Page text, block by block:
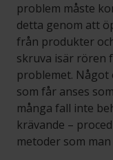
problem måste
detta genom att
från produkter
skruva isär rören
problemet. Något
som får anses
många fall inte
krävande –
metoder som